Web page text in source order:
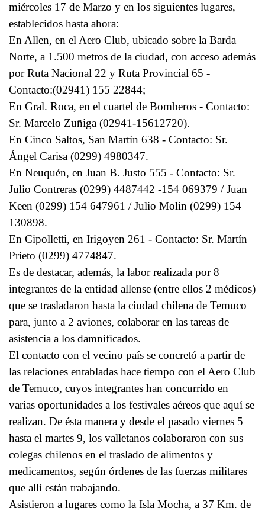
miércoles 17 de Marzo y en los siguientes lugares,
establecidos hasta ahora:
En Allen, en el Aero Club, ubicado sobre la Barda
Norte, a 1.500 metros de la ciudad, con acceso además
por Ruta Nacional 22 y Ruta Provincial 65 -
Contacto:(02941) 155 22844;
En Gral. Roca, en el cuartel de Bomberos - Contacto:
Sr. Marcelo Zuñiga (02941-15612720).
En Cinco Saltos, San Martín 638 - Contacto: Sr.
Ángel Carisa (0299) 4980347.
En Neuquén, en Juan B. Justo 555 - Contacto: Sr.
Julio Contreras (0299) 4487442 -154 069379 / Juan
Keen (0299) 154 647961 / Julio Molin (0299) 154
130898.
En Cipolletti, en Irigoyen 261 - Contacto: Sr. Martín
Prieto (0299) 4774847.
Es de destacar, además, la labor realizada por 8
integrantes de la entidad allense (entre ellos 2 médicos)
que se trasladaron hasta la ciudad chilena de Temuco
para, junto a 2 aviones, colaborar en las tareas de
asistencia a los damnificados.
El contacto con el vecino país se concretó a partir de
las relaciones entabladas hace tiempo con el Aero Club
de Temuco, cuyos integrantes han concurrido en
varias oportunidades a los festivales aéreos que aquí se
realizan. De ésta manera y desde el pasado viernes 5
hasta el martes 9, los valletanos colaboraron con sus
colegas chilenos en el traslado de alimentos y
medicamentos, según órdenes de las fuerzas militares
que allí están trabajando.
Asistieron a lugares como la Isla Mocha, a 37 Km. de